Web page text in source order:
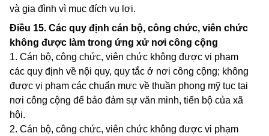
và gia đình vì mục đích vụ lợi.
Điều 15. Các quy định cán bộ, công chức, viên chức
không được làm trong ứng xử nơi công cộng
1. Cán bộ, công chức, viên chức không được vi phạm
các quy định về nội quy, quy tắc ở nơi công cộng; không
được vi phạm các chuẩn mực về thuần phong mỹ tục tại
nơi công cộng để bảo đảm sự văn minh, tiến bộ của xã
hội.
2. Cán bộ, công chức, viên chức không được vi phạm